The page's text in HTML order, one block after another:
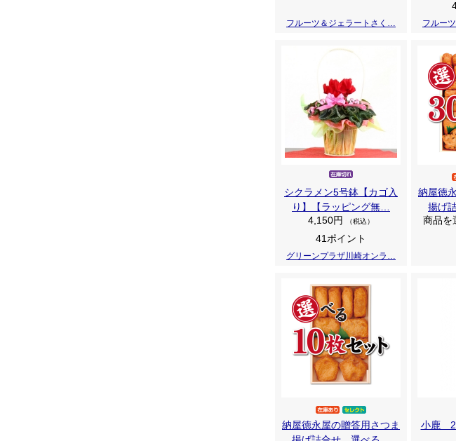
フルーツ＆ジェラートさく… フルー
シクラメン5号鉢【カゴ入
り】【ラッピング無…
4,150円
（税込）
41ポイント
グリーンプラザ川崎オンラ…
納屋徳
揚げ
商品を
納屋徳永屋の贈答用さつま
小鹿